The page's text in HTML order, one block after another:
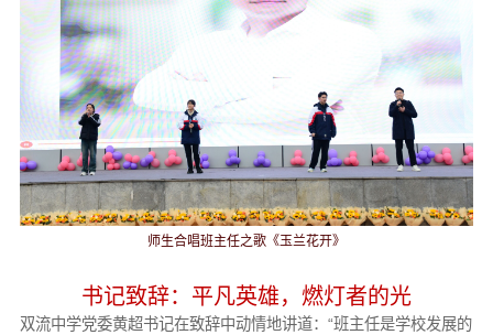
师生合唱班主任之歌《玉兰花开》
书记致辞：平凡英雄，燃灯者的光
双流中学党委黄超书记在致辞中动情地讲道：“班主任是学校发展的